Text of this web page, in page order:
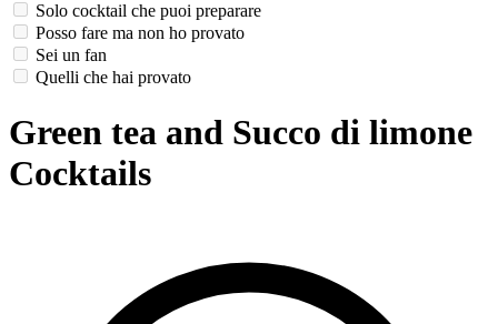
Solo cocktail che puoi preparare
Posso fare ma non ho provato
Sei un fan
Quelli che hai provato
Green tea and Succo di limone
Cocktails